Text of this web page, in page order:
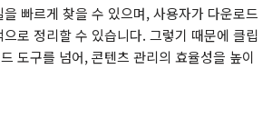
빠르게 찾을 수 있으며, 사용자가 다운로드
로 정리할 수 있습니다. 그렇기 때문에 클립
도구를 넘어, 콘텐츠 관리의 효율성을 높이